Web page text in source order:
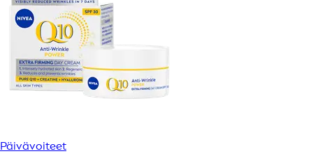
Päivävoiteet